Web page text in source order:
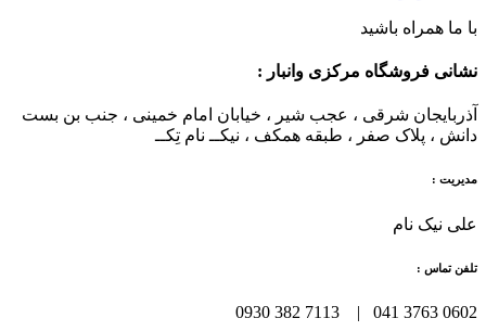
با ما همراه باشید
نشانی فروشگاه مرکزی وانبار :
آذربایجان شرقی ، عجب شیر ، خیابان امام خمینی ، جنب بن بست
دانش ، پلاک صفر ، طبقه همکف ، نیکــ نام تِکــ
مدیریت :
علی نیک نام
تلفن تماس :
0602 3763 041 | 7113 382 0930